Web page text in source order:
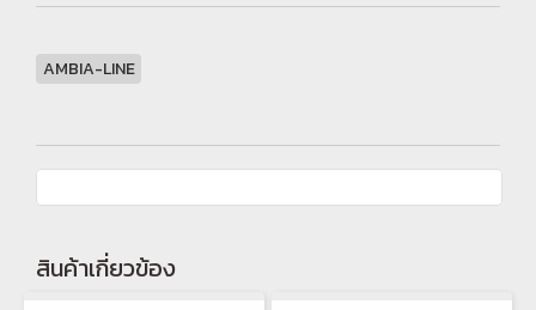
AMBIA-LINE
สินค้าเกี่ยวข้อง